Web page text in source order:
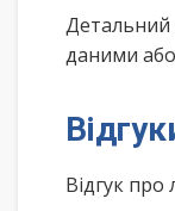
Детальний
даними або
Відгук